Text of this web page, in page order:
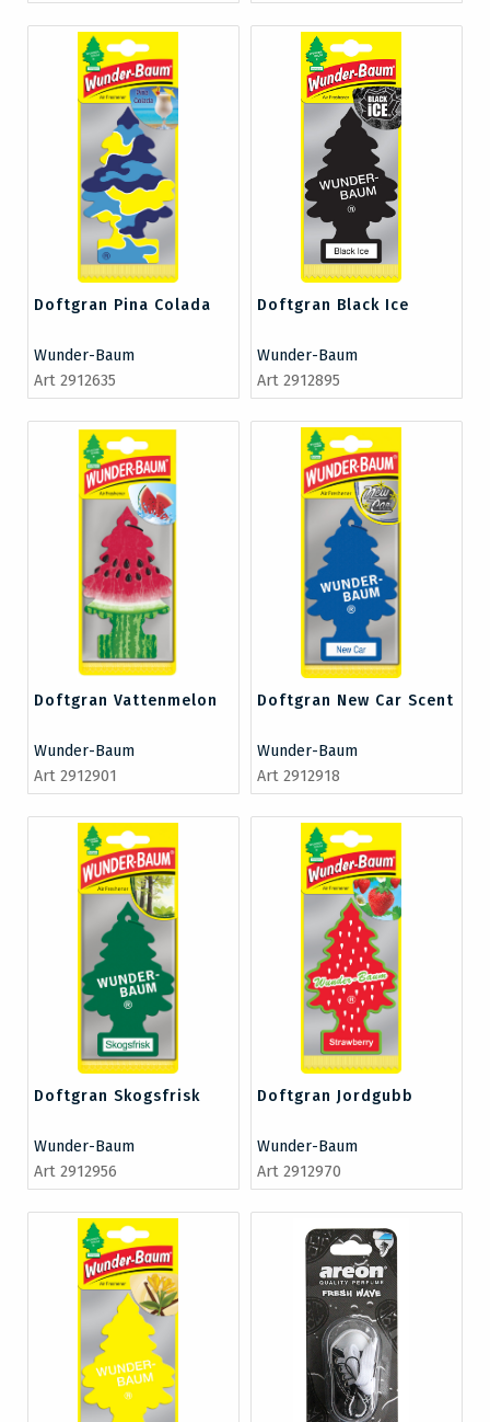
Doftgran Pina Colada
Wunder-Baum
Art 2912635
Doftgran Black Ice
Wunder-Baum
Art 2912895
Doftgran Vattenmelon
Wunder-Baum
Art 2912901
Doftgran New Car Scent
Wunder-Baum
Art 2912918
Doftgran Skogsfrisk
Wunder-Baum
Art 2912956
Doftgran Jordgubb
Wunder-Baum
Art 2912970